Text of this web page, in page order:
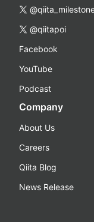
@qiitapoi
Facebook
YouTube
Podcast
Company
About Us
Careers
Qiita Blog
News Release